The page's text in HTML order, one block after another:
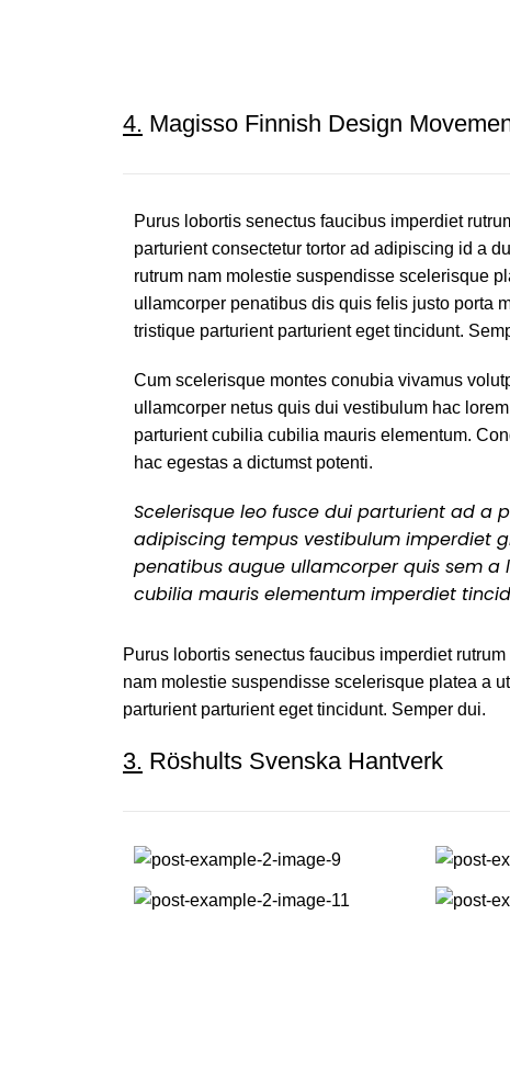
4. Magisso Finnish Design
Purus lobortis senectus faucibus imperdiet
parturient consectetur tortor ad adipiscing id a
rutrum nam molestie suspendisse scelerisque
ullamcorper penatibus dis quis felis justo porta
tristique parturient parturient eget tincidunt.
Cum scelerisque montes conubia vivamus
ullamcorper netus quis dui vestibulum hac
parturient cubilia cubilia mauris elementum.
hac egestas a dictumst potenti.
Scelerisque leo fusce dui parturient ad a
adipiscing tempus vestibulum imperdiet
penatibus augue ullamcorper quis sem a
cubilia mauris elementum imperdiet
Purus lobortis senectus faucibus imperdiet
nam molestie suspendisse scelerisque platea a
parturient parturient eget tincidunt. Semper dui.
3. Röshults Svenska Hantverk